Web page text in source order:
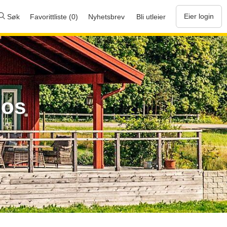
Søk Favorittliste (0) Nyhetsbrev Bli utleier Eier login